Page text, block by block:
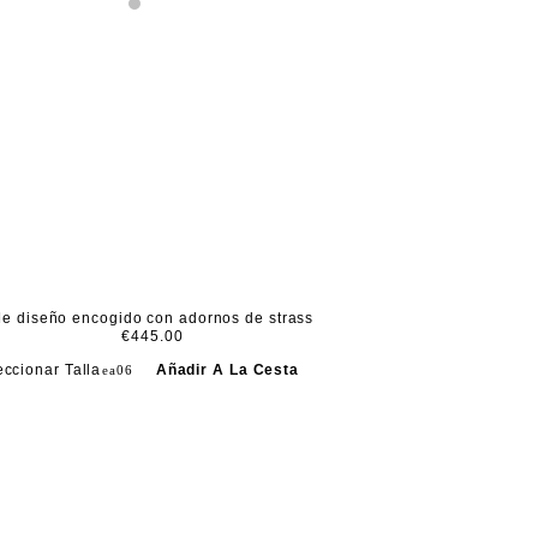
diseño encogido con adornos de strass
€445.00
Talla
Añadir A La Cesta